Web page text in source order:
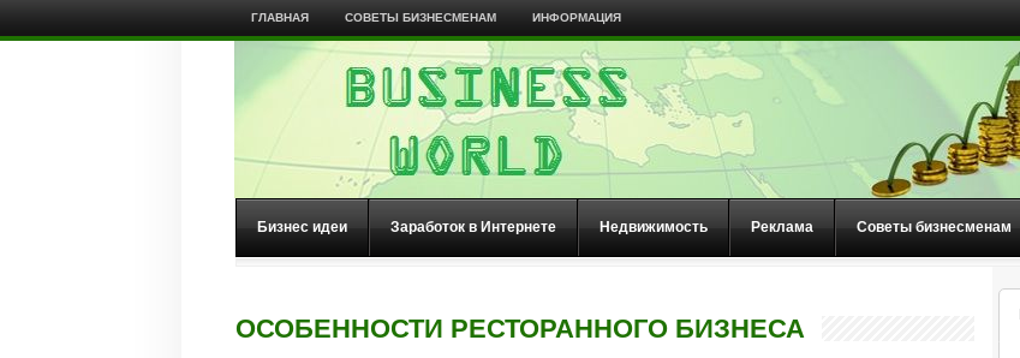
ГЛАВНАЯ СОВЕТЫ БИЗНЕСМЕНАМ ИНФОРМАЦИЯ
Бизнес идеи Заработок в Интернете Недвижимость Реклама Советы бизнесменам
ОСОБЕННОСТИ РЕСТОРАННОГО БИЗНЕСА